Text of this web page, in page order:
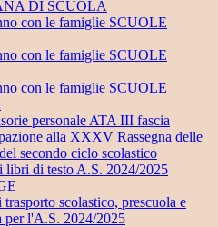
DI SCUOLA
con le famiglie SCUOLE
con le famiglie SCUOLE
con le famiglie SCUOLE
personale ATA III fascia
alla XXXV Rassegna delle
secondo ciclo scolastico
di testo A.S. 2024/2025
scolastico, prescuola e
per l'A.S. 2024/2025